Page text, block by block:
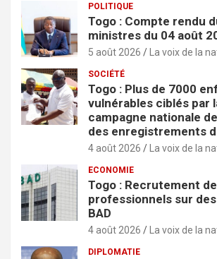
POLITIQUE
Togo : Compte rendu
ministres du 04 août
5 août 2026 La voix de la
SOCIÉTÉ
Togo : Plus de 7000
vulnérables ciblés par
campagne nationale
des enregistrements
4 août 2026 La voix de la
ECONOMIE
Togo : Recrutement
professionnels sur
BAD
4 août 2026 La voix de la
DIPLOMATIE